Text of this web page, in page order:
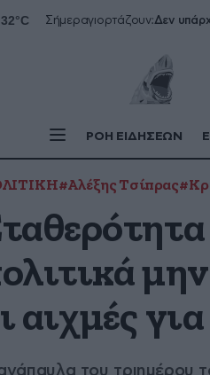
Σήμεραγιορτάζουν:Δεν
ΡΟΗ ΕΙΔΗΣΕΩΝ
#Αλέξης Τσίπρας
αιχμές
του τριημέρου